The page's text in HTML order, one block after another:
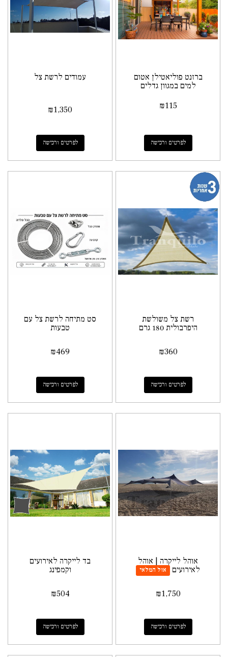
ברזנט פוליאטילן אטום
למים במגוון גדלים
₪115
לפרטים ורכישה
עמודים לרשת צל
₪1,350
לפרטים ורכישה
רשת צל משולשת
היפרבולית 180 גרם
₪360
לפרטים ורכישה
סט מתיחה לרשת צל עם
טבעות
₪469
לפרטים ורכישה
אוהל לייקרה | אוהל
לאירועים
אזל המלאי
₪1,750
לפרטים ורכישה
בד לייקרה לאירועים
וקמפינג
₪504
לפרטים ורכישה